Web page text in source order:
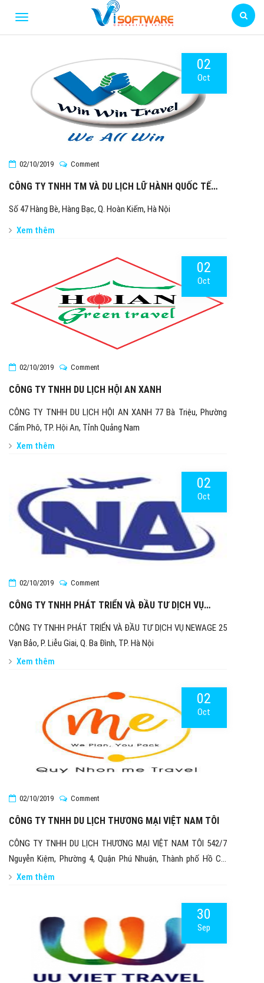
02/10/2019 Comment
CÔNG TY TNHH TM VÀ DU LỊCH LỮ HÀNH QUỐC TẾ
WIN WIN
Số 47 Hàng Bè, Hàng Bạc, Q. Hoàn Kiếm, Hà Nội
Xem thêm
02
Oct
02/10/2019 Comment
CÔNG TY TNHH DU LỊCH HỘI AN XANH
CÔNG TY TNHH DU LỊCH HỘI AN XANH 77 Bà Triệu, Phường
Cẩm Phô, TP. Hội An, Tỉnh Quảng Nam
Xem thêm
02
Oct
02/10/2019 Comment
CÔNG TY TNHH PHÁT TRIỂN VÀ ĐẦU TƯ DỊCH VỤ
NEWAGE
CÔNG TY TNHH PHÁT TRIỂN VÀ ĐẦU TƯ DỊCH VỤ NEWAGE 25
Vạn Bảo, P. Liễu Giai, Q. Ba Đình, TP. Hà Nội
Xem thêm
02
Oct
02/10/2019 Comment
CÔNG TY TNHH DU LỊCH THƯƠNG MẠI VIỆT NAM TÔI
CÔNG TY TNHH DU LỊCH THƯƠNG MẠI VIỆT NAM TÔI 542/7
Nguyễn Kiệm, Phường 4, Quận Phú Nhuận, Thành phố Hồ Chí
Minh 210 Nguyễn Thị Định – Tp.Quy Nhơn – Bình Định
Xem thêm
02
Oct
30
Sep